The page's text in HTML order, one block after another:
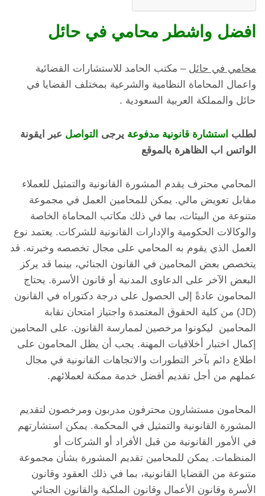
افضل واشطر محامي في حائل
محامي في حائل – مكتب الحامد للاستشارات القضائية
واعمال المحاماة النظامية والشرعية بمختلف القضايا في
حائل والمملكة العربية السعودية .
لطلب استشارة قانونية مدفوعة يرجى التواصل عبر ايقونة
الواتس اب الظاهرة بالموقع
المحامي محترف يقدم المشورة القانونية والتمثيل للعملاء
مقابل تعويض مالي. يمكن للمحامين العمل في مجموعة
متنوعة من البيئات، بما في ذلك مكاتب المحاماة الخاصة
والوكالات الحكومية والإدارات القانونية للشركات. يعتمد نوع
العمل الذي يقوم به المحامي على مجال تخصصه وخبرته. قد
يتخصص بعض المحامين في القانون الجنائي، بينما قد يركز
البعض الآخر على الدعاوى المدنية أو قانون الأسرة. يحتاج
المحامون عادةً إلى الحصول على درجة دكتوراه في القانون
(JD) من كلية الحقوق المعتمدة واجتياز امتحان نقابة
المحامين ليكونوا مرخصين لممارسة القانون. على المحامين
إكمال اختبار أخلاقيات المهنة. يجب أن يظل المحامون على
اطلاع دائم بآخر التطورات والاتجاهات القانونية في مجال
عملهم من أجل تقديم أفضل خدمة ممكنة لعملائهم.
المحامون مستشارون محترفون مدربون ومرخصون لتقديم
المشورة القانونية والتمثيل في المحكمة. يمكن استشارتهم
في الأمور القانونية من قبل الأفراد أو الشركات أو
المنظمات. يمكن للمحامين تقديم المشورة بشأن مجموعة
متنوعة من القضايا القانونية، بما في ذلك العقود وقانون
الأسرة وقانون الأعمال وقانون الملكية والقانون الجنائي